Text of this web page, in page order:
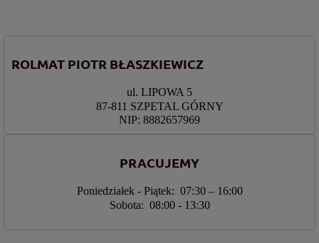
ROLMAT PIOTR BŁASZKIEWICZ
ul. LIPOWA 5
87-811 SZPETAL GÓRNY
NIP: 8882657969
PRACUJEMY
Poniedziałek - Piątek: 07:30 – 16:00
Sobota: 08:00 - 13:30